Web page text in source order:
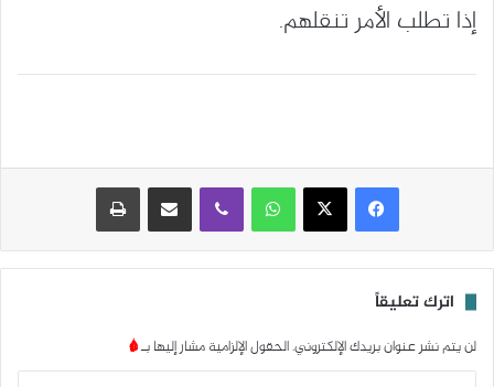
إذا تطلب الأمر تنقلهم.
واتساب مشاركة عبر البريد
اترك تعليقاً
لن يتم نشر عنوان بريدك الإلكتروني.الحقول الإلزامية مشار إليها بـ*